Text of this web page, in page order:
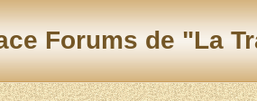
Forums de "La